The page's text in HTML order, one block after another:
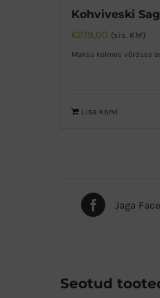
€219,00 (sis. KM)
Maksa kolmes võrdses
Lisa korvi
Jaga
Seotud